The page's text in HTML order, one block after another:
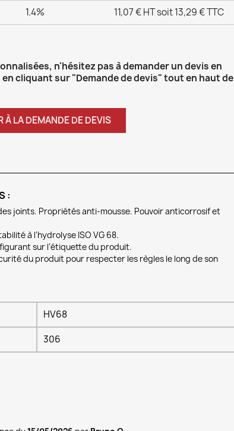
1.4% 11,07 € HT soit 13,29 € TTC
n'hésitez pas à demander un devis en
cliquant sur "Demande de devis" tout en haut de
À LA DEMANDE DE DEVIS
:
joints. Propriétés anti-mousse. Pouvoir anticorrosif et
à l'hydrolyse ISO VG 68.
sur l’étiquette du produit.
du produit pour respecter les règles le long de son
HV68
306